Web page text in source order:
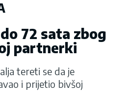
72 sata zbog
partnerki
tereti se da je
i prijetio bivšoj